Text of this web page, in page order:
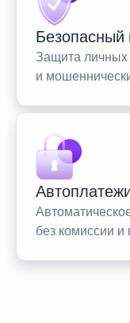
Безопасный
Защита личных
и
без комиссии и